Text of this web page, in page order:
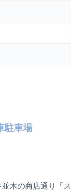
駐車場
木の商店通り「ス